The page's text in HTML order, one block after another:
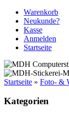
Warenkorb
Neukunde?
Kasse
Anmelden
Startseite
Startseite » Foto- &
Kategorien